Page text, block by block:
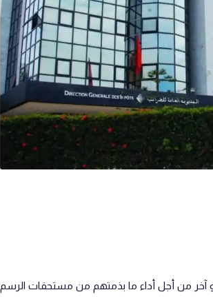
أن 30 يونيو لهذا الشهر هو آخر من أجل أداء ما بذمتهم من مستحقات الرسم